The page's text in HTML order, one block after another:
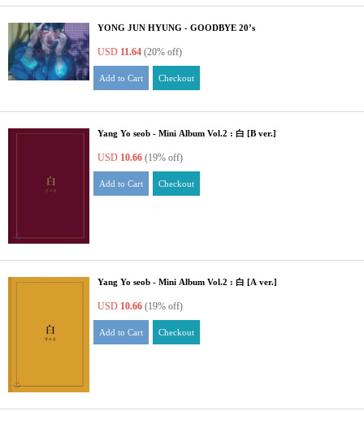
YONG JUN HYUNG - GOODBYE 20’s
USD 11.64 (20% off)
Add to Cart Checkout
Yang Yo seob - Mini Album Vol.2 : 白 [B ver.]
USD 10.66 (19% off)
Add to Cart Checkout
Yang Yo seob - Mini Album Vol.2 : 白 [A ver.]
USD 10.66 (19% off)
Add to Cart Checkout